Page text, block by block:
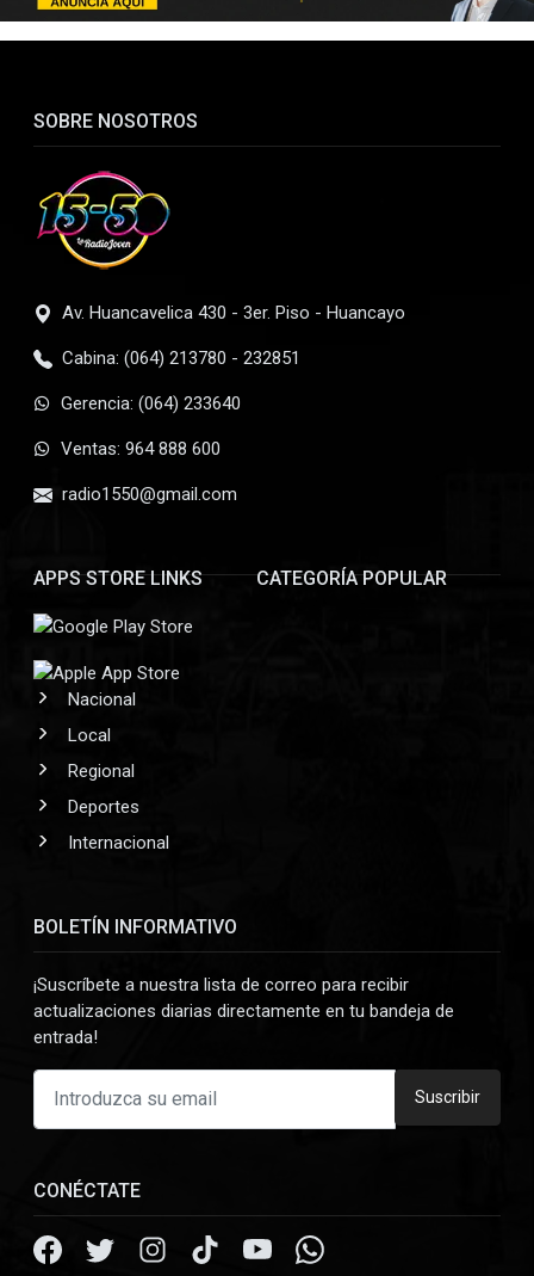
SOBRE NOSOTROS
Av. Huancavelica 430 - 3er. Piso - Huancayo
Cabina: (064) 213780 - 232851
Gerencia: (064) 233640
Ventas: 964 888 600
radio1550@gmail.com
APPS STORE LINKS CATEGORÍA POPULAR
Nacional
Local
Regional
Deportes
Internacional
BOLETÍN INFORMATIVO
¡Suscríbete a nuestra lista de correo para recibir
actualizaciones diarias directamente en tu bandeja de
entrada!
Suscribir
CONÉCTATE